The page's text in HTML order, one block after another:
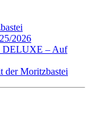
2026
DELUXE – Auf
der Moritzbastei